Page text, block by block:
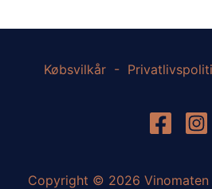
Købsvilkår -
Copyright © 2026 Vinomaten